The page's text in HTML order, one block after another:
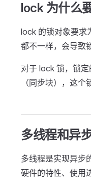
lock 为什么
lock 的锁对象要求
都不一样，会导致
对于 lock 锁，锁
（同步块），这个
多线程和异
多线程是实现异步
硬件的特性、使用